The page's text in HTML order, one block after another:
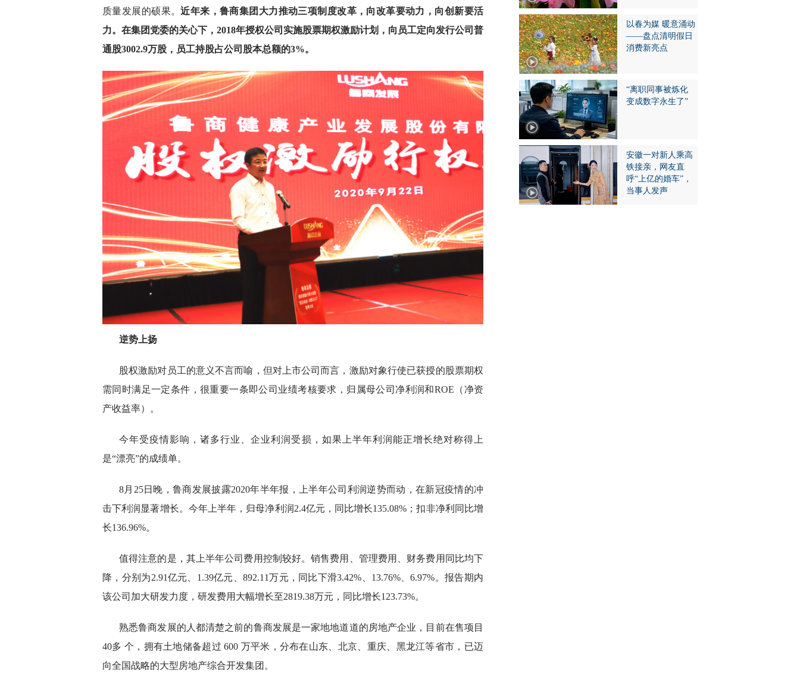
质量发展的硕果。近年来，鲁商集团大力推动三项制度改革，向改革要动力，向创新要活
力。在集团党委的关心下，2018年授权公司实施股票期权激励计划，向员工定向发行公司普
通股3002.9万股，员工持股占公司股本总额的3%。
逆势上扬
股权激励对员工的意义不言而喻，但对上市公司而言，激励对象行使已获授的股票期权
需同时满足一定条件，很重要一条即公司业绩考核要求，归属母公司净利润和ROE（净资
产收益率）。
今年受疫情影响，诸多行业、企业利润受损，如果上半年利润能正增长绝对称得上
是“漂亮”的成绩单。
8月25日晚，鲁商发展披露2020年半年报，上半年公司利润逆势而动，在新冠疫情的冲
击下利润显著增长。今年上半年，归母净利润2.4亿元，同比增长135.08%；扣非净利同比增
长136.96%。
值得注意的是，其上半年公司费用控制较好。销售费用、管理费用、财务费用同比均下
降，分别为2.91亿元、1.39亿元、892.11万元，同比下滑3.42%、13.76%、6.97%。报告期内
该公司加大研发力度，研发费用大幅增长至2819.38万元，同比增长123.73%。
熟悉鲁商发展的人都清楚之前的鲁商发展是一家地地道道的房地产企业，目前在售项目
40多 个，拥有土地储备超过 600 万平米，分布在山东、北京、重庆、黑龙江等省市，已迈
向全国战略的大型房地产综合开发集团。
以春为媒 暖意涌动
——盘点清明假日
消费新亮点
“离职同事被炼化
变成数字永生了”
安徽一对新人乘高
铁接亲，网友直
呼“上亿的婚车”，
当事人发声